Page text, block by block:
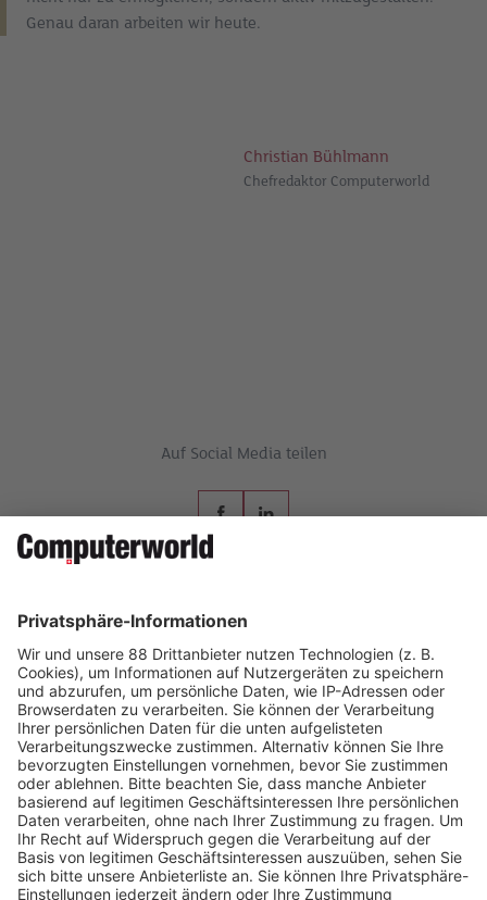
Genau daran arbeiten wir heute.
Christian Bühlmann
Chefredaktor Computerworld
Auf Social Media teilen
AKADEMIE